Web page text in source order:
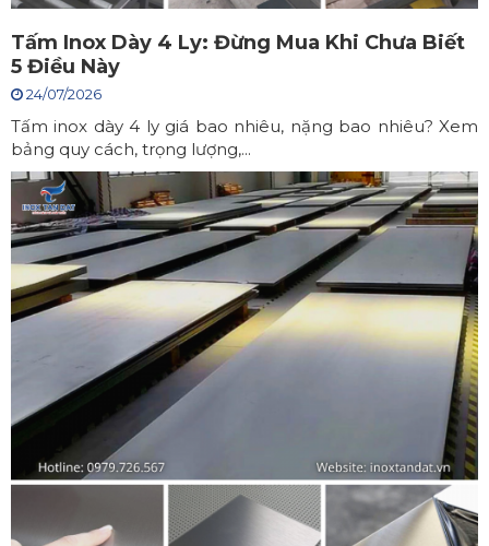
Tấm Inox Dày 4 Ly: Đừng Mua Khi Chưa Biết
5 Điều Này
24/07/2026
Tấm inox dày 4 ly giá bao nhiêu, nặng bao nhiêu? Xem
bảng quy cách, trọng lượng,...